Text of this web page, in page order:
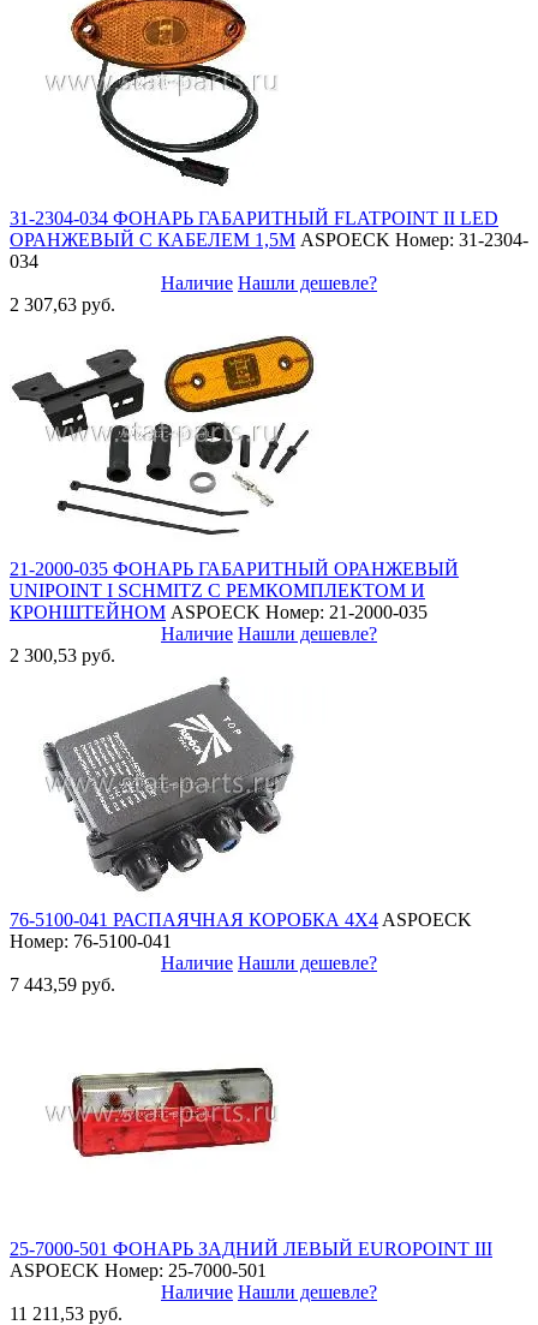
31-2304-034 ФОНАРЬ ГАБАРИТНЫЙ FLATPOINT II LED
ОРАНЖЕВЫЙ С КАБЕЛЕМ 1,5М ASPOECK Номер: 31-2304-
034
Наличие Нашли дешевле?
2 307,63 руб.
21-2000-035 ФОНАРЬ ГАБАРИТНЫЙ ОРАНЖЕВЫЙ
UNIPOINT I SCHMITZ С РЕМКОМПЛЕКТОМ И
КРОНШТЕЙНОМ ASPOECK Номер: 21-2000-035
Наличие Нашли дешевле?
2 300,53 руб.
76-5100-041 РАСПАЯЧНАЯ КОРОБКА 4X4 ASPOECK
Номер: 76-5100-041
Наличие Нашли дешевле?
7 443,59 руб.
25-7000-501 ФОНАРЬ ЗАДНИЙ ЛЕВЫЙ EUROPOINT III
ASPOECK Номер: 25-7000-501
Наличие Нашли дешевле?
11 211,53 руб.